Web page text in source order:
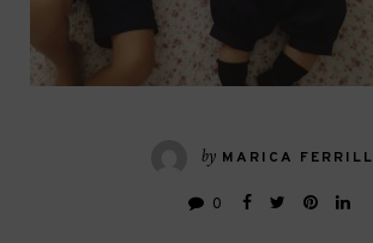
by MARICA
0